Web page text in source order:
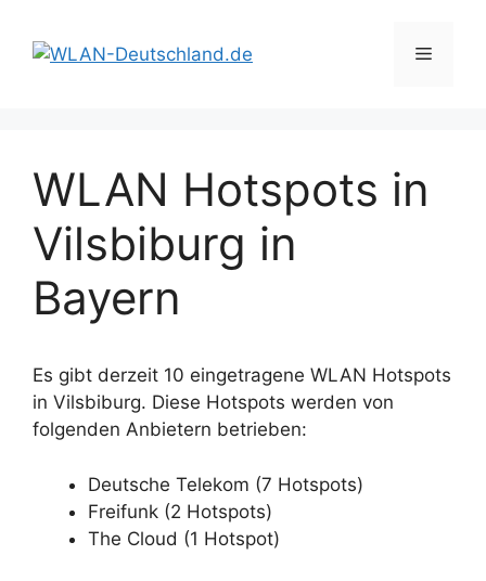
Inhalt
springen
Menü
WLAN Hotspots in
Vilsbiburg in
Bayern
Es gibt derzeit 10 eingetragene WLAN Hotspots
in Vilsbiburg. Diese Hotspots werden von
folgenden Anbietern betrieben:
Deutsche Telekom (7 Hotspots)
Freifunk (2 Hotspots)
The Cloud (1 Hotspot)